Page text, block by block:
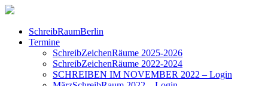
SchreibRaumBerlin
Termine
SchreibZeichenRäume 2025-2026
SchreibZeichenRäume 2022-2024
SCHREIBEN IM NOVEMBER 2022 – Login